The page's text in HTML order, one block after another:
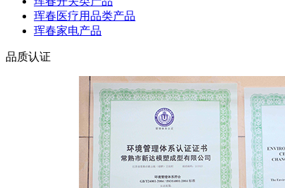
珲春医疗用品类产品
珲春家电产品
品质认证